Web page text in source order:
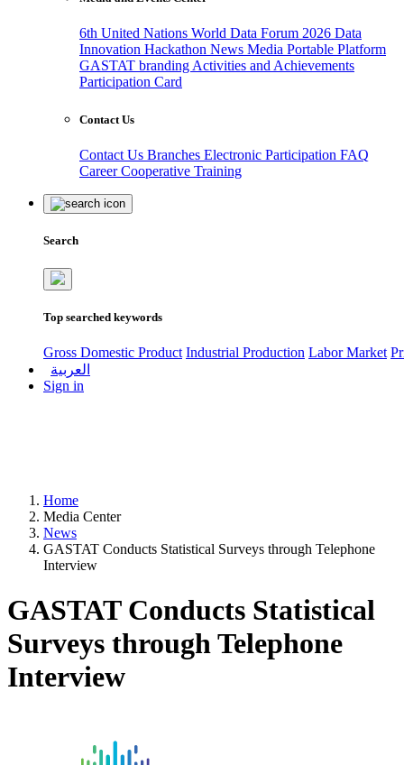
6th United Nations World Data Forum 2026 Data
Innovation Hackathon News Media Portable Platform
GASTAT branding Activities and Achievements
Participation Card
Contact Us
Contact Us Branches Electronic Participation FAQ
CareerCooperative Training
Search
Top searched keywords
Gross Domestic Product Industrial Production Labor Market
العربية
Sign in
Home
Media Center
News
GASTAT Conducts Statistical Surveys through Telephone
Interview
GASTAT Conducts Statistical
Surveys through Telephone
Interview